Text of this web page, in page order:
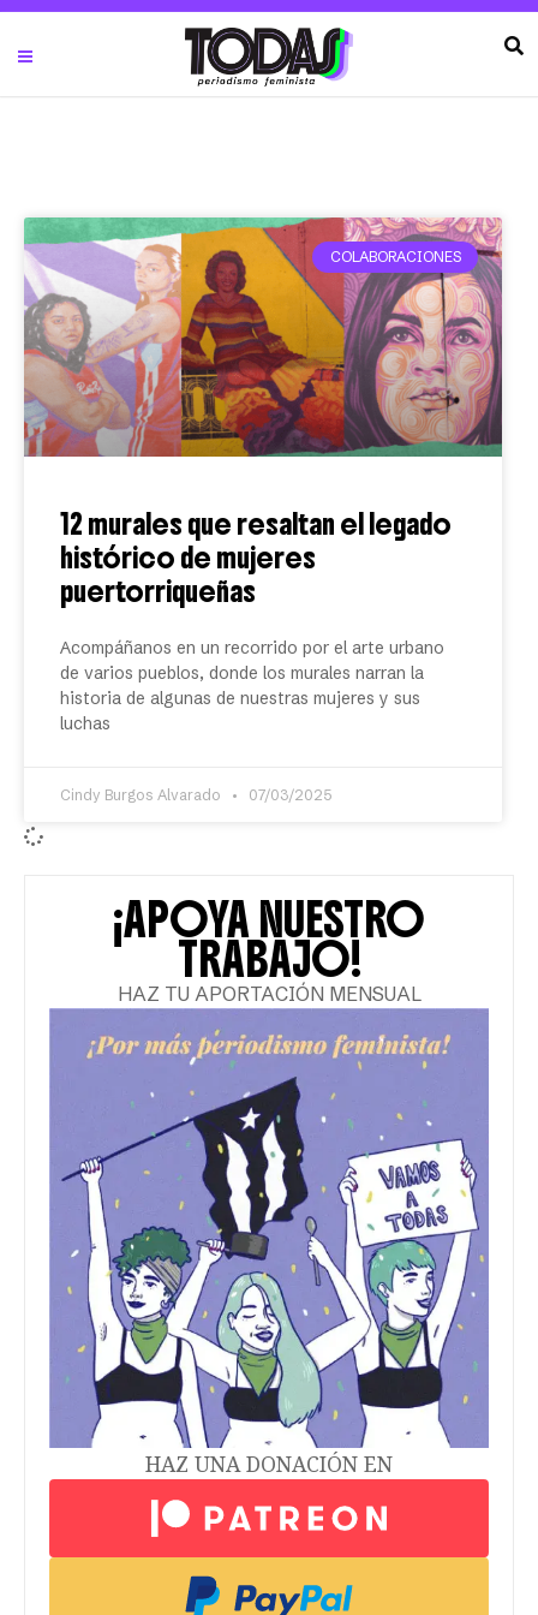
COLABORACIONES
12 murales que resaltan el legado
histórico de mujeres
puertorriqueñas
Acompáñanos en un recorrido por el arte urbano
de varios pueblos, donde los murales narran la
historia de algunas de nuestras mujeres y sus
luchas
Cindy Burgos Alvarado 07/03/2025
¡APOYA NUESTRO
TRABAJO!
HAZ TU APORTACIÓN MENSUAL
HAZ UNA DONACIÓN EN